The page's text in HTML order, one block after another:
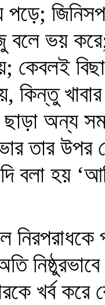
বলে ভয়
কেবলই
কিন্তু
ছাড়া অন্য
তার
বলা হয়
খর্ব